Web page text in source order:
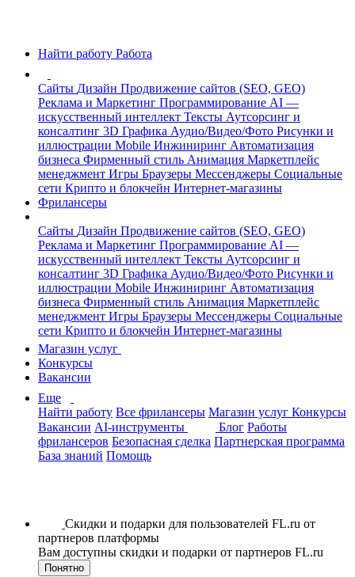
Найти работу Работа
Сайты Дизайн Продвижение сайтов (SEO, GEO)
Реклама и Маркетинг Программирование AI —
искусственный интеллект Тексты Аутсорсинг и
консалтинг 3D Графика Аудио/Видео/Фото Рисунки и
иллюстрации Mobile Инжиниринг Автоматизация
бизнеса Фирменный стиль Анимация Маркетплейс
менеджмент Игры Браузеры Мессенджеры Социальные
сети Крипто и блокчейн Интернет-магазины
Фрилансеры
Сайты Дизайн Продвижение сайтов (SEO, GEO)
Реклама и Маркетинг Программирование AI —
искусственный интеллект Тексты Аутсорсинг и
консалтинг 3D Графика Аудио/Видео/Фото Рисунки и
иллюстрации Mobile Инжиниринг Автоматизация
бизнеса Фирменный стиль Анимация Маркетплейс
менеджмент Игры Браузеры Мессенджеры Социальные
сети Крипто и блокчейн Интернет-магазины
Магазин услуг
Конкурсы
Вакансии
Еще
Найти работу Все фрилансеры Магазин услуг Конкурсы
Вакансии AI-инструменты Блог Работы
фрилансеров Безопасная сделка Партнерская программа
База знаний Помощь
Скидки и подарки для пользователей FL.ru от
партнеров платформы
Вам доступны скидки и подарки от партнеров FL.ru
Понятно